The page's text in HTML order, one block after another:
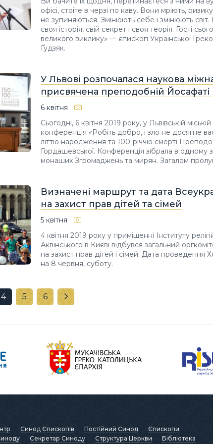
офісі, стоїте в черзі по каву. Вони мріють,
не зупиняються. Змінюють себе і змінюють
своя історія, свій секрет і своя теорія. Гості
великого виклику» — єпископ Української
Ґудзяк.
У Львові розпочалася наукова
присвячена преподобній Йосафаті
6 квітня
Сьогодні, 6 квітня 2019 року, у Львівській
конференція «Робіть добро, і зло не досягне
літтю народження та 100-річчю смерті
Гордашевської. Конференція зібрала в одному
монаших Згромаджень та мирян. Загалом
Визначені маршрут та дата
на захист прав дітей та сімей
5 квітня
4 квітня 2019 року у приміщенні Інституту
Аквінського в Києві відбувся загальний
на захист прав дітей і сімей. Дата проведення
на 8 червня, суботу.
4 5 6
Синод Єпископів Постійний Синод
Єпископи
Секретар Синоду Структура Церкви Бібліотека